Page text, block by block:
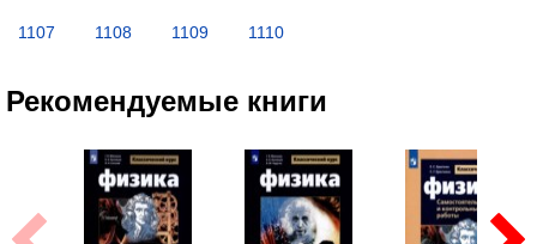
1107 1108 1109 1110
Рекомендуемые книги